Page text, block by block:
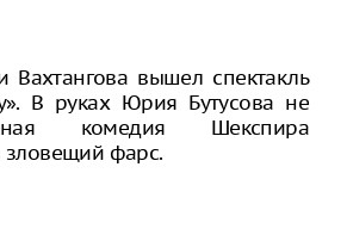
Вахтангова вышел спектакль
В руках Юрия Бутусова не
комедия Шекспира
зловещий фарс.